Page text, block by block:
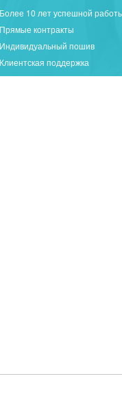
Более 10 лет успешной
Прямые контракты
Индивидуальный пошив
Клиентская поддержка